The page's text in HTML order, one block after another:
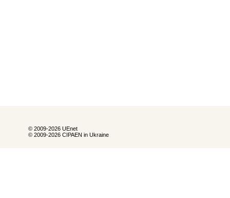
© 2009-2026 UEnet
© 2009-2026 CIPAEN in Ukraine